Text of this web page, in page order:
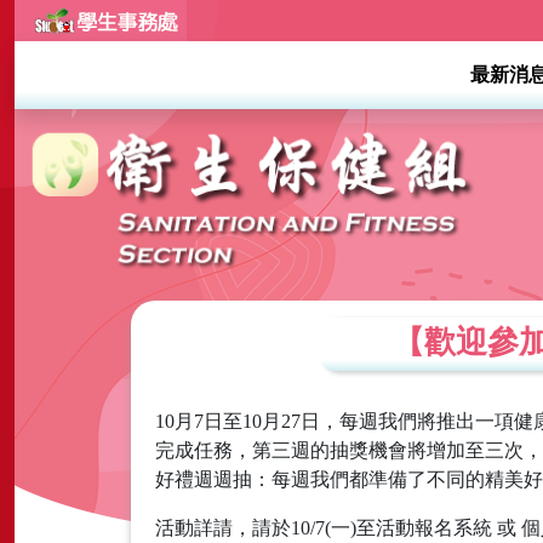
最新消
【歡迎參
10月7日至10月27日，每週我們將推出一項
完成任務，第三週的抽獎機會將增加至三次
好禮週週抽：每週我們都準備了不同的精美
活動詳請，請於10/7(一)至活動報名系統 或